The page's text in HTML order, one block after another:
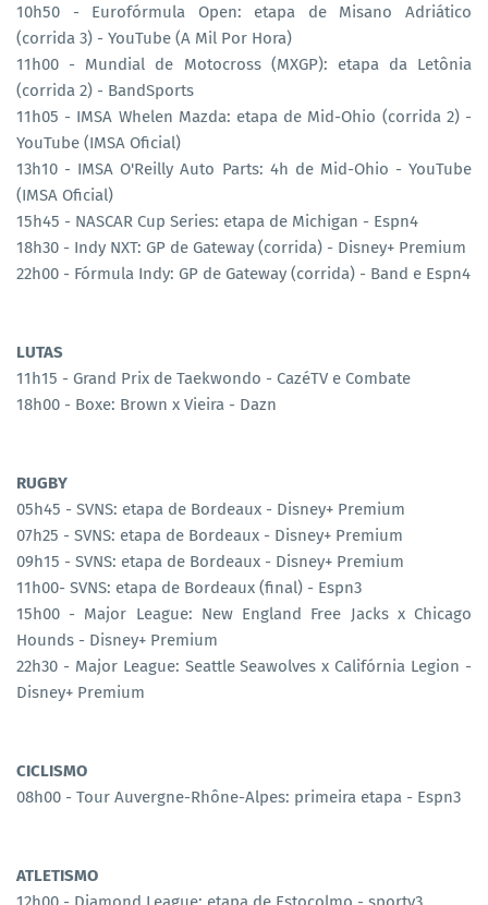
10h50 - Eurofórmula Open: etapa de Misano Adriático
(corrida 3) - YouTube (A Mil Por Hora)
11h00 - Mundial de Motocross (MXGP): etapa da Letônia
(corrida 2) - BandSports
11h05 - IMSA Whelen Mazda: etapa de Mid-Ohio (corrida 2) -
YouTube (IMSA Oficial)
13h10 - IMSA O'Reilly Auto Parts: 4h de Mid-Ohio - YouTube
(IMSA Oficial)
15h45 - NASCAR Cup Series: etapa de Michigan - Espn4
18h30 - Indy NXT: GP de Gateway (corrida) - Disney+ Premium
22h00 - Fórmula Indy: GP de Gateway (corrida) - Band e Espn4
LUTAS
11h15 - Grand Prix de Taekwondo - CazéTV e Combate
18h00 - Boxe: Brown x Vieira - Dazn
RUGBY
05h45 - SVNS: etapa de Bordeaux - Disney+ Premium
07h25 - SVNS: etapa de Bordeaux - Disney+ Premium
09h15 - SVNS: etapa de Bordeaux - Disney+ Premium
11h00- SVNS: etapa de Bordeaux (final) - Espn3
15h00 - Major League: New England Free Jacks x Chicago
Hounds - Disney+ Premium
22h30 - Major League: Seattle Seawolves x Califórnia Legion -
Disney+ Premium
CICLISMO
08h00 - Tour Auvergne-Rhône-Alpes: primeira etapa - Espn3
ATLETISMO